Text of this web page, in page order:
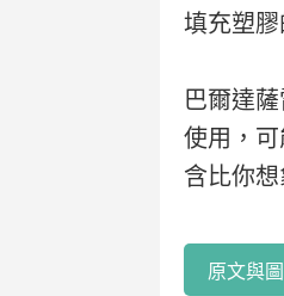
填充塑
巴爾達
使用，
含比你想
原文與